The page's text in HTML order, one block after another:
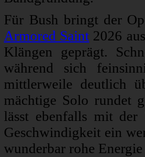
Für Bush bringt der
Armored Saint 2026
Klängen geprägt.
während sich
mittlerweile deutlich
mächtige Solo rundet
lässt ebenfalls mit der
Geschwindigkeit ein
wunderbar rohe